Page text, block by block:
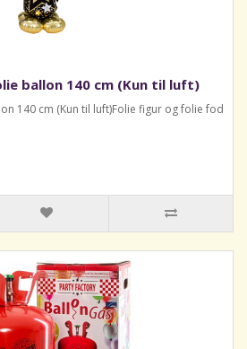
ballon 140 cm (Kun til luft)
140 cm (Kun til luft)Folie figur og folie fod